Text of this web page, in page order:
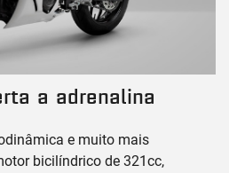
a adrenalina
e muito mais
bicilíndrico de 321cc,